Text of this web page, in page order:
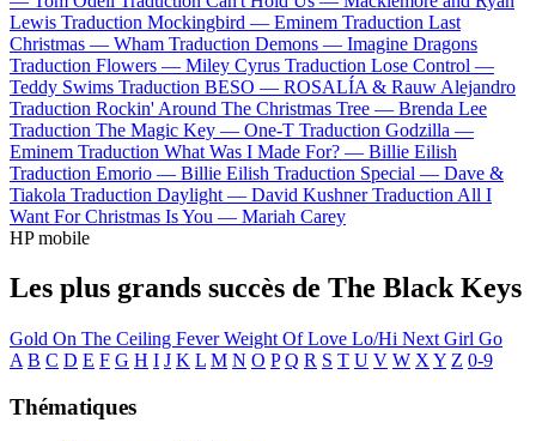
Lewis Traduction Mockingbird — Eminem Traduction Last
Christmas — Wham Traduction Demons — Imagine Dragons
Traduction Flowers — Miley Cyrus Traduction Lose Control —
Teddy Swims Traduction BESO — ROSALÍA & Rauw Alejandro
Traduction Rockin' Around The Christmas Tree — Brenda Lee
Traduction The Magic Key — One-T Traduction Godzilla —
Eminem Traduction What Was I Made For? — Billie Eilish
Traduction Emorio — Billie Eilish Traduction Special — Dave &
Tiakola Traduction Daylight — David Kushner Traduction All I
Want For Christmas Is You — Mariah Carey
HP mobile
Les plus grands succès de The Black Keys
Gold On The Ceiling FeverWeight Of Love Lo/Hi Next Girl Go
A B C D E F G H I J K L M N O P Q R S T U V W X Y Z 0-9
Thématiques